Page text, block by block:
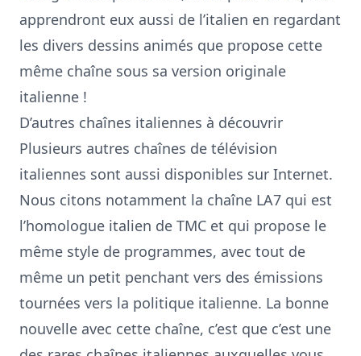
apprendront eux aussi de l’italien en regardant
les divers dessins animés que propose cette
même chaîne sous sa version originale
italienne !
D’autres chaînes italiennes à découvrir
Plusieurs autres chaînes de télévision
italiennes sont aussi disponibles sur Internet.
Nous citons notamment la chaîne LA7 qui est
l’homologue italien de TMC et qui propose le
même style de programmes, avec tout de
même un petit penchant vers des émissions
tournées vers la politique italienne. La bonne
nouvelle avec cette chaîne, c’est que c’est une